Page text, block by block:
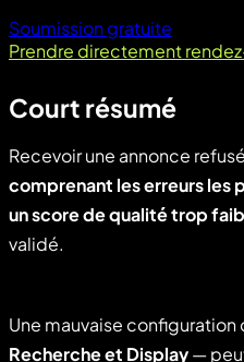
Soumission gratuite
Prendre directement
Court résumé
Recevoir une annonce
comprenant les erreurs les
un score de qualité trop
validé.
Une mauvaise
Recherche et Display—